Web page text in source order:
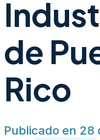
de
Rico
Publicado en 28